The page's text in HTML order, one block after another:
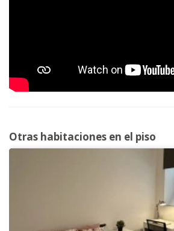
Otras habitaciones en el piso